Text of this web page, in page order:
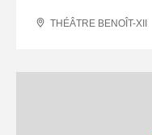
THÉÂTRE BENOÎT-XII